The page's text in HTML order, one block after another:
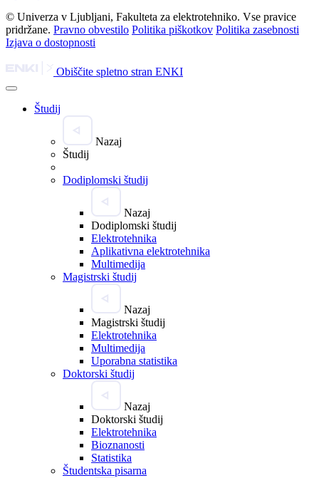
© Univerza v Ljubljani, Fakulteta za elektrotehniko. Vse pravice
pridržane. Pravno obvestilo Politika piškotkov Politika zasebnosti
Izjava o dostopnosti
Obiščite spletno stran ENKI
Študij
Nazaj
Študij
Dodiplomski študij
Nazaj
Dodiplomski študij
Elektrotehnika
Aplikativna elektrotehnika
Multimedija
Magistrski študij
Nazaj
Magistrski študij
Elektrotehnika
Multimedija
Uporabna statistika
Doktorski študij
Nazaj
Doktorski študij
Elektrotehnika
Bioznanosti
Statistika
Študentska pisarna